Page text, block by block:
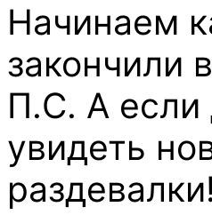
Начинаем
закончили
П.С. А если
увидеть
раздевалки!